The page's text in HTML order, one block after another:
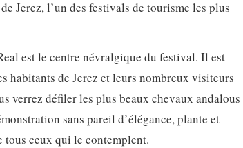
Jerez, l’un des festivals de tourisme les plus
est le centre névralgique du festival. Il est
habitants de Jerez et leurs nombreux visiteurs
verrez défiler les plus beaux chevaux andalous
sans pareil d’élégance, plante et
ceux qui le contemplent.